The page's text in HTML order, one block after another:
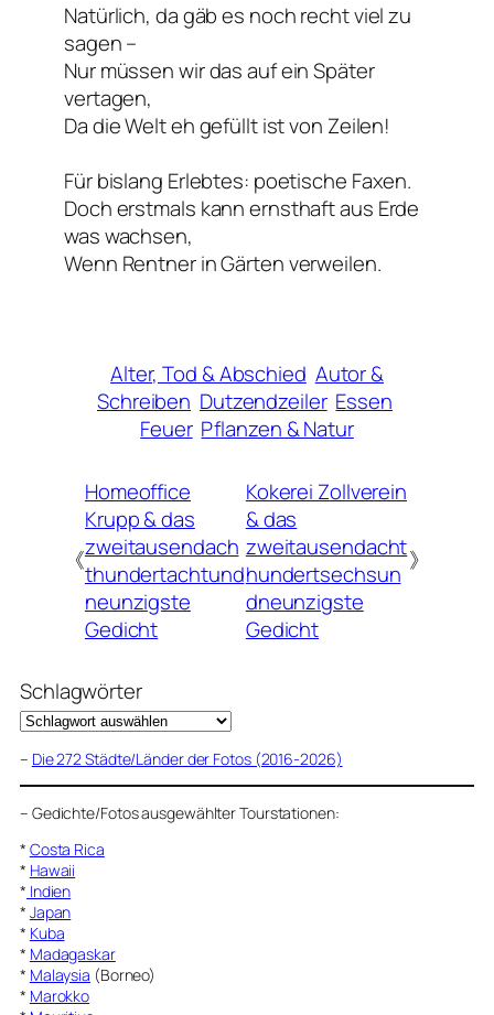
Natürlich, da gäb es noch recht viel zu
sagen –
Nur müssen wir das auf ein Später
vertagen,
Da die Welt eh gefüllt ist von Zeilen!
Für bislang Erlebtes: poetische Faxen.
Doch erstmals kann ernsthaft aus Erde
was wachsen,
Wenn Rentner in Gärten verweilen.
Alter, Tod & Abschied Autor &
Schreiben Dutzendzeiler Essen
Feuer Pflanzen & Natur
《
Homeoffice
Krupp & das
zweitausendach
thundertachtund
neunzigste
Gedicht
Kokerei Zollverein
& das
zweitausendacht
hundertsechsun
dneunzigste
Gedicht
》
Schlagwörter
– Die 272 Städte/Länder der Fotos (2016-2026)
– Gedichte/Fotos ausgewählter Tourstationen:
* Costa Rica
* Hawaii
* Indien
* Japan
* Kuba
* Madagaskar
* Malaysia (Borneo)
* Marokko